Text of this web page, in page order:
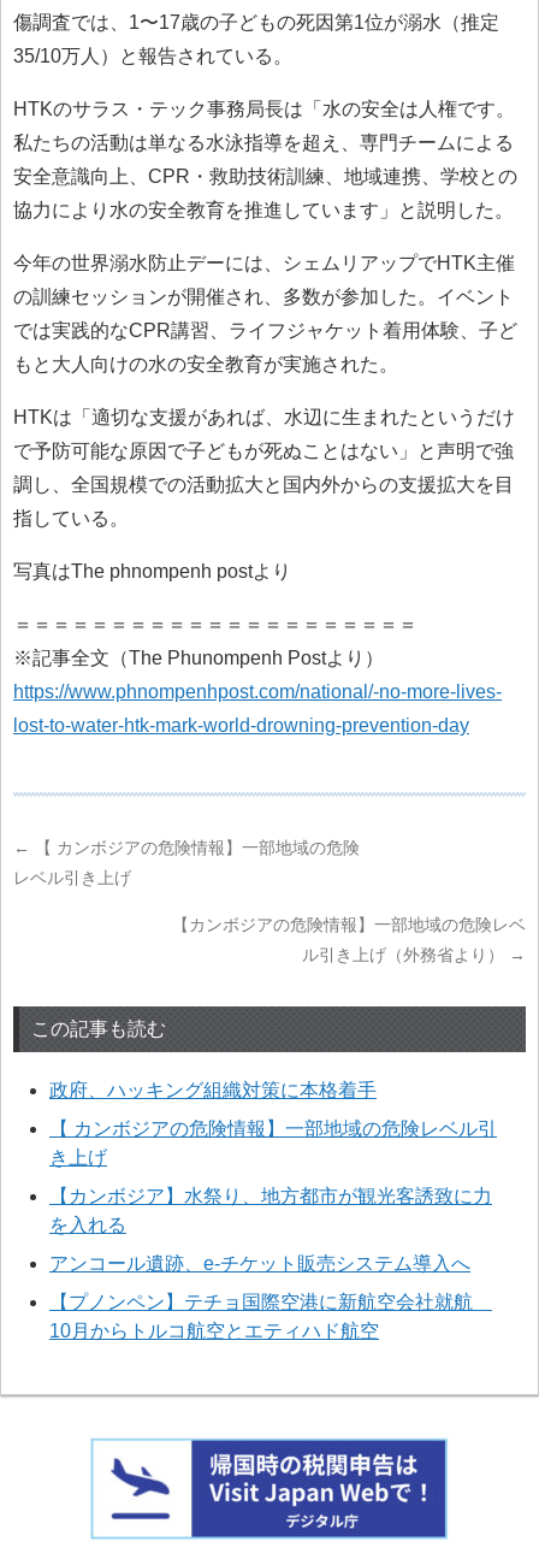
傷調査では、1〜17歳の子どもの死因第1位が溺水（推定
35/10万人）と報告されている。
HTKのサラス・テック事務局長は「水の安全は人権です。
私たちの活動は単なる水泳指導を超え、専門チームによる
安全意識向上、CPR・救助技術訓練、地域連携、学校との
協力により水の安全教育を推進しています」と説明した。
今年の世界溺水防止デーには、シェムリアップでHTK主催
の訓練セッションが開催され、多数が参加した。イベント
では実践的なCPR講習、ライフジャケット着用体験、子ど
もと大人向けの水の安全教育が実施された。
HTKは「適切な支援があれば、水辺に生まれたというだけ
で予防可能な原因で子どもが死ぬことはない」と声明で強
調し、全国規模での活動拡大と国内外からの支援拡大を目
指している。
写真はThe phnompenh postより
＝＝＝＝＝＝＝＝＝＝＝＝＝＝＝＝＝＝＝＝＝
※記事全文（The Phunompenh Postより）
https://www.phnompenhpost.com/national/-no-more-lives-
lost-to-water-htk-mark-world-drowning-prevention-day
←
【 カンボジアの危険情報】一部地域の危険
レベル引き上げ
【カンボジアの危険情報】一部地域の危険レベ
ル引き上げ（外務省より）
→
この記事も読む
政府、ハッキング組織対策に本格着手
【 カンボジアの危険情報】一部地域の危険レベル引
き上げ
【カンボジア】水祭り、地方都市が観光客誘致に力
を入れる
アンコール遺跡、e-チケット販売システム導入へ
【プノンペン】テチョ国際空港に新航空会社就航
10月からトルコ航空とエティハド航空